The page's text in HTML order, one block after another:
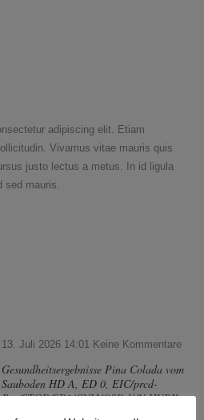
adipiscing elit. Etiam
Vivamus vitae mauris quis
justo lectus a metus. In id ligula
mauris.
13. Juli 2026 14:01 Keine Kommentare
Gesundheitsergebnisse Pina Colada vom
Sauboden HD A, ED 0, EIC/prcd-
Pra/STGD/SD2/CNM/OSD N/N HNPK